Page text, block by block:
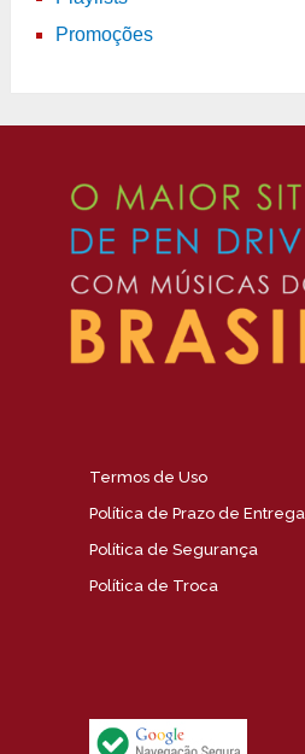
Promoções
Termos de Uso
Política de Prazo de Entrega
Política de Segurança
Política de Troca